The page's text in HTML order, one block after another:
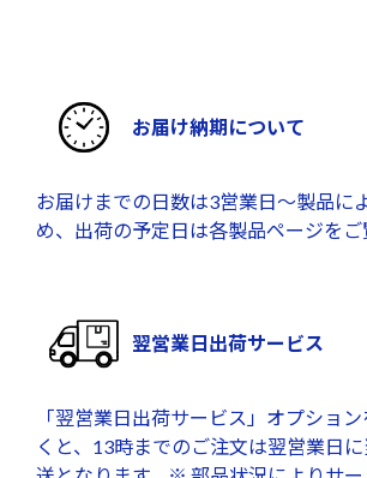
お届け納期について
お届けまでの日数は3営業日～製品に
め、出荷の予定日は各製品ページをご
翌営業日出荷サービス
「翌営業日出荷サービス」オプショ
くと、13時までのご注文は翌営業日